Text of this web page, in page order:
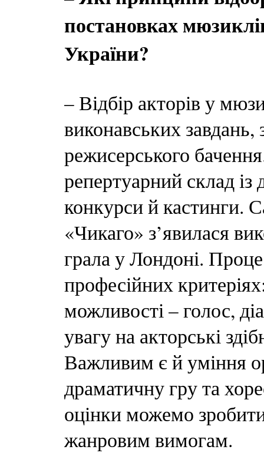
постановках
України?
– Відбір акторів у
виконавських завдань,
режисерського
репертуарний склад із
конкурси й кастинги.
«Чикаго» з’явилася
грала у Лондоні.
професійних
можливості – голос,
увагу на акторські
Важливим є й уміння
драматичну гру та
оцінки можемо
жанровим вимогам.